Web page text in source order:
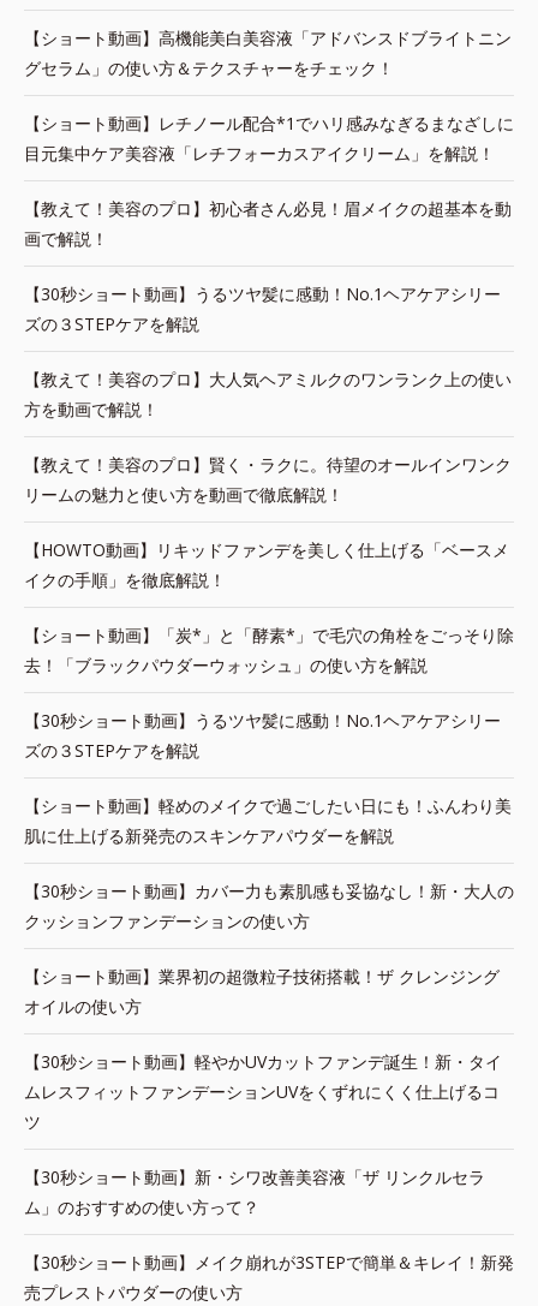
【ショート動画】高機能美白美容液「アドバンスドブライトニン
グセラム」の使い方＆テクスチャーをチェック！
【ショート動画】レチノール配合*1でハリ感みなぎるまなざしに
目元集中ケア美容液「レチフォーカスアイクリーム」を解説！
【教えて！美容のプロ】初心者さん必見！眉メイクの超基本を動
画で解説！
【30秒ショート動画】うるツヤ髪に感動！No.1ヘアケアシリー
ズの３STEPケアを解説
【教えて！美容のプロ】大人気ヘアミルクのワンランク上の使い
方を動画で解説！
【教えて！美容のプロ】賢く・ラクに。待望のオールインワンク
リームの魅力と使い方を動画で徹底解説！
【HOWTO動画】リキッドファンデを美しく仕上げる「ベースメ
イクの手順」を徹底解説！
【ショート動画】「炭*」と「酵素*」で毛穴の角栓をごっそり除
去！「ブラックパウダーウォッシュ」の使い方を解説
【30秒ショート動画】うるツヤ髪に感動！No.1ヘアケアシリー
ズの３STEPケアを解説
【ショート動画】軽めのメイクで過ごしたい日にも！ふんわり美
肌に仕上げる新発売のスキンケアパウダーを解説
【30秒ショート動画】カバー力も素肌感も妥協なし！新・大人の
クッションファンデーションの使い方
【ショート動画】業界初の超微粒子技術搭載！ザ クレンジング
オイルの使い方
【30秒ショート動画】軽やかUVカットファンデ誕生！新・タイ
ムレスフィットファンデーションUVをくずれにくく仕上げるコ
ツ
【30秒ショート動画】新・シワ改善美容液「ザ リンクルセラ
ム」のおすすめの使い方って？
【30秒ショート動画】メイク崩れが3STEPで簡単＆キレイ！新発
売プレストパウダーの使い方